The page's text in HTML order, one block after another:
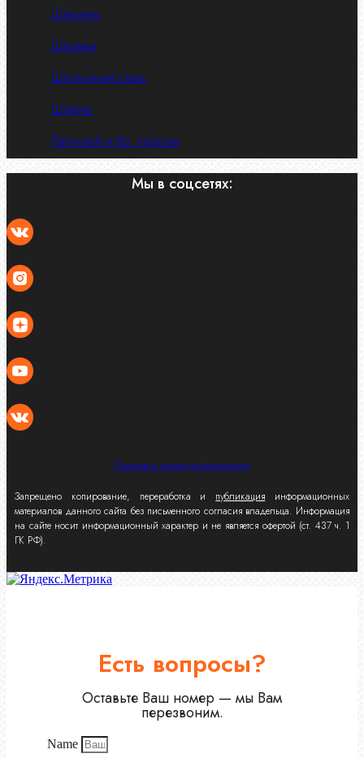
Шплинты
Шпонки
Шпоночная сталь
Штифты
Латунный и бр. крепеж
Мы в соцсетях:
Политика конфиденциальности
Запрещено копирование, переработка и публикация информационных
материалов данного сайта без письменного согласия владельца. Информация
на сайте носит информационный характер и не является офертой (ст. 437 ч. 1
ГК РФ).
Есть вопросы?
Оставьте Ваш номер — мы Вам
перезвоним.
Name